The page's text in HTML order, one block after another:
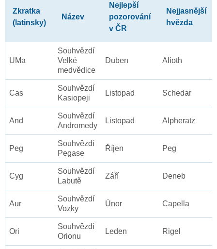
Zkratka
(latinsky)
Název
Nejlepší
pozorování
v ČR
Nejjasnější
hvězda
UMa
Souhvězdí
Velké
medvědice
Duben Alioth
Cas
Souhvězdí
Kasiopeji
Listopad Schedar
And
Souhvězdí
Andromedy
Listopad Alpheratz
Peg
Souhvězdí
Pegase
Říjen Peg
Cyg
Souhvězdí
Labutě
Září Deneb
Aur
Souhvězdí
Vozky
Únor Capella
Ori
Souhvězdí
Orionu
Leden Rigel